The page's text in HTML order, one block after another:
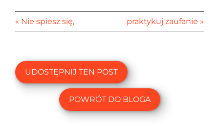
« Nie spiesz się, praktykuj zaufanie »
UDOSTĘPNIJ TEN POST
POWRÓT DO BLOGA